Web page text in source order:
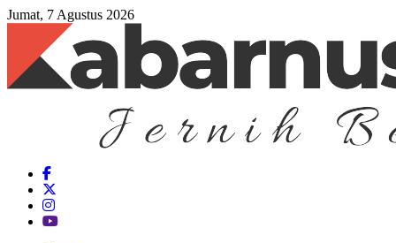
Jumat, 7 Agustus 2026